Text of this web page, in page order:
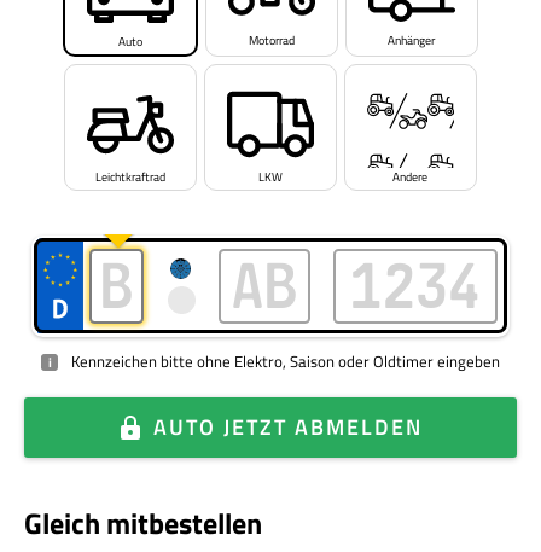
Auto Motorrad Anhänger
Leichtkraftrad LKW Andere
i Kennzeichen bitte ohne Elektro, Saison oder Oldtimer eingeben
AUTO JETZT ABMELDEN
Gleich mitbestellen